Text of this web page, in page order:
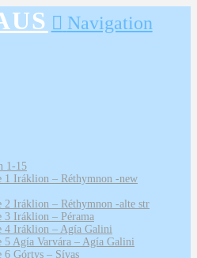
Navigation
1-15
1 Iráklion – Réthymnon -new
2 Iráklion – Réthymnon -alte str
3 Iráklion – Pérama
4 Iráklion – Agía Galini
5 Agía Varvára – Agía Galini
6 Górtys – Sívas